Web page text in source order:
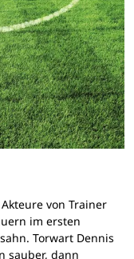
von Trainer
im ersten
Torwart Dennis
sauber, dann